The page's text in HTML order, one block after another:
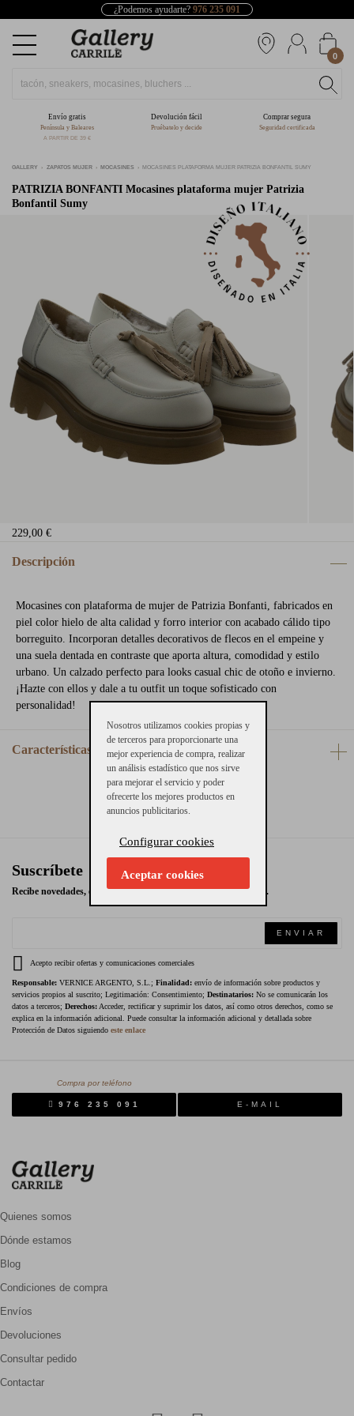
¿Podemos ayudarte? 976 235 091
0
Envío gratis
Península y Baleares
A PARTIR DE 39 €
Devolución fácil
Pruébatelo y decide
Comprar segura
Seguridad certificada
GALLERY ZAPATOS MUJER MOCASINES MOCASINES PLATAFORMA MUJER PATRIZIA BONFANTIL SUMY
PATRIZIA BONFANTI Mocasines plataforma mujer Patrizia
Bonfantil Sumy
229,00 €
Descripción
Mocasines con plataforma de mujer de Patrizia Bonfanti, fabricados en
piel color hielo de alta calidad y forro interior con acabado cálido tipo
borreguito. Incorporan detalles decorativos de flecos en el empeine y
una suela dentada en contraste que aporta altura, comodidad y estilo
urbano. Un calzado perfecto para looks casual chic de otoño e invierno.
¡Hazte con ellos y dale a tu outfit un toque sofisticado con
personalidad!
Características
Suscríbete
Recibe novedades, ofertas exclusivas y promociones en tu email.
ENVIAR
Acepto recibir ofertas y comunicaciones comerciales
Responsable: VERNICE ARGENTO, S.L.; Finalidad: envío de información sobre productos y
servicios propios al suscrito; Legitimación: Consentimiento; Destinatarios: No se comunicarán los
datos a terceros; Derechos: Acceder, rectificar y suprimir los datos, así como otros derechos, como se
explica en la información adicional. Puede consultar la información adicional y detallada sobre
Protección de Datos siguiendo este enlace
Compra por teléfono
976 235 091 E-MAIL
Quienes somos
Dónde estamos
Blog
Condiciones de compra
Envíos
Devoluciones
Consultar pedido
Contactar
Nosotros utilizamos cookies propias y
de terceros para proporcionarte una
mejor experiencia de compra, realizar
un análisis estadístico que nos sirve
para mejorar el servicio y poder
ofrecerte los mejores productos en
anuncios publicitarios.
Configurar cookies
Aceptar cookies